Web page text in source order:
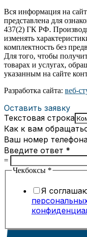
Вся информация на
представлена для
437(2) ГК РФ.
изменять
комплектность без
Для того, чтобы
товарах и услугах,
указанным на сайте
Разработка сайта: веб-
Оставить заявку
Текстовая строка
Как к вам
Ваш номер
Введите ответ *
=
Чекбоксы *
Я